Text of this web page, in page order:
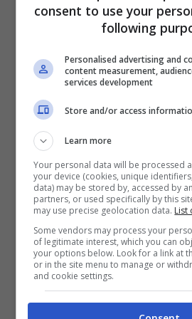
(Foto Pexels)
L’alimentazione di un
consiste nella
croccantinispecifici per i
inumiditi con acqua o con la
somministrazione dicibo
Potrebbe capitare che la
non mangi, non c’è da
quanto proprio come
piccoli, il gattino potrebbe
incuriosito dal nuovo cibo.
consent to use your
following
Personalised advertising and
content measurement,
services development
Store and/or access
Learn more
Your personal data will be processed
your device (cookies, unique
data) may be stored by, accessed by
partners, or used specifically by this
may use precise geolocation data. List
Some vendors may process your
of legitimate interest, which you can
your options below. Look for a link at
or in the site menu to manage or
and cookie settings.